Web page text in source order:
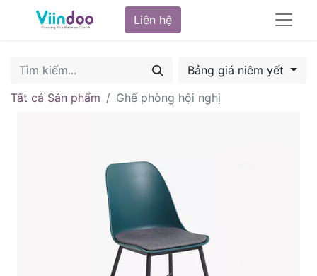
Liên hệ
Bảng giá niêm yết
Tất cả Sản phẩm
Ghế phòng hội nghị